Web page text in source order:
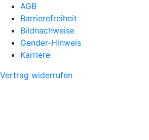
AGB
Barrierefreiheit
Bildnachweise
Gender-Hinweis
Karriere
Vertrag widerrufen